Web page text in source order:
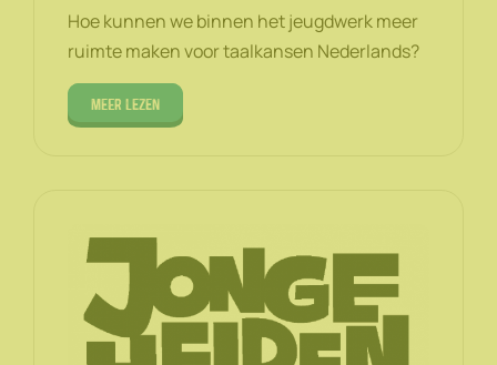
Hoe kunnen we binnen het jeugdwerk meer
ruimte maken voor taalkansen Nederlands?
Meer lezen